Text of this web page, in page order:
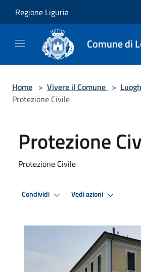
Regione Liguria
Comune di
Home > Vivere il Comune >
Protezione Civile
Protezione
Protezione Civile
Condividi Vedi azioni